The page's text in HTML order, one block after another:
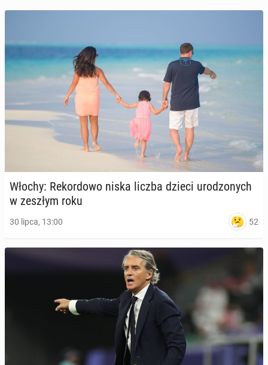
Włochy: Re­kor­do­wo niska liczba dzieci uro­dzo­nych
w zeszłym roku
30 lipca, 13:00 52